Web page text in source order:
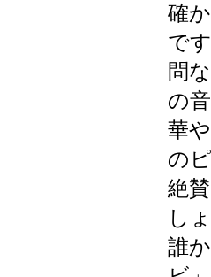
確
で
問
の
華
の
絶
し
誰